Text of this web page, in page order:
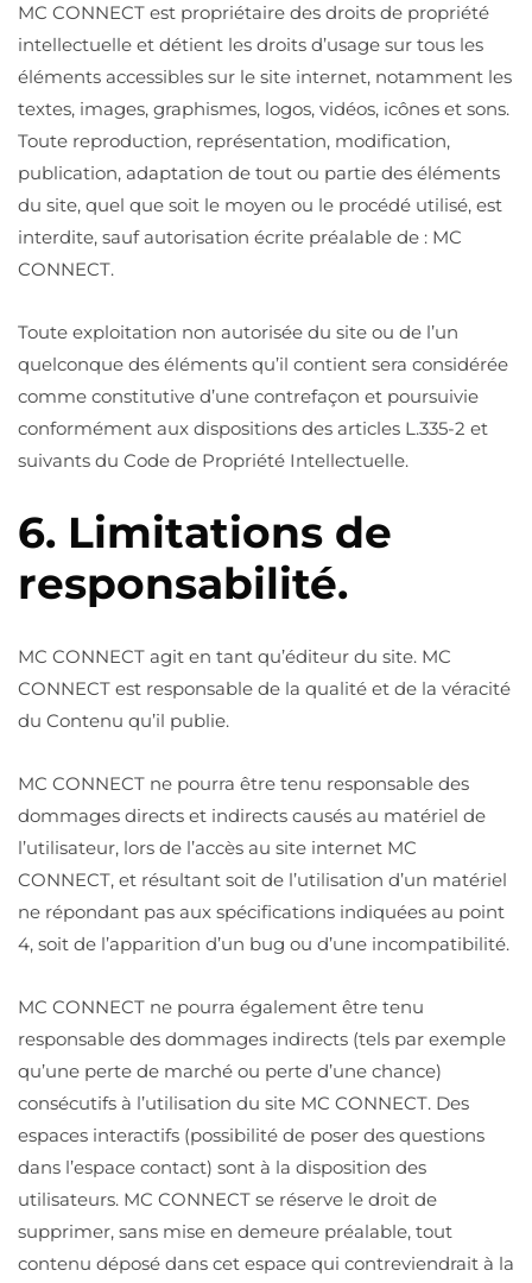
MC CONNECT est propriétaire des droits de propriété
intellectuelle et détient les droits d’usage sur tous les
éléments accessibles sur le site internet, notamment les
textes, images, graphismes, logos, vidéos, icônes et sons.
Toute reproduction, représentation, modification,
publication, adaptation de tout ou partie des éléments
du site, quel que soit le moyen ou le procédé utilisé, est
interdite, sauf autorisation écrite préalable de : MC
CONNECT.
Toute exploitation non autorisée du site ou de l’un
quelconque des éléments qu’il contient sera considérée
comme constitutive d’une contrefaçon et poursuivie
conformément aux dispositions des articles L.335-2 et
suivants du Code de Propriété Intellectuelle.
6. Limitations de
responsabilité.
MC CONNECT agit en tant qu’éditeur du site. MC
CONNECT est responsable de la qualité et de la véracité
du Contenu qu’il publie.
MC CONNECT ne pourra être tenu responsable des
dommages directs et indirects causés au matériel de
l’utilisateur, lors de l’accès au site internet MC
CONNECT, et résultant soit de l’utilisation d’un matériel
ne répondant pas aux spécifications indiquées au point
4, soit de l’apparition d’un bug ou d’une incompatibilité.
MC CONNECT ne pourra également être tenu
responsable des dommages indirects (tels par exemple
qu’une perte de marché ou perte d’une chance)
consécutifs à l’utilisation du site MC CONNECT. Des
espaces interactifs (possibilité de poser des questions
dans l’espace contact) sont à la disposition des
utilisateurs. MC CONNECT se réserve le droit de
supprimer, sans mise en demeure préalable, tout
contenu déposé dans cet espace qui contreviendrait à la